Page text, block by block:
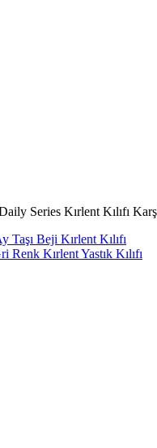
Series Kırlent Kılıfı
Beji Kırlent Kılıfı
Kırlent Yastık Kılıfı